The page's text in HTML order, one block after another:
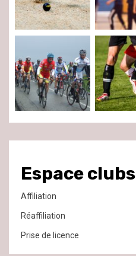
Espace clubs
Affiliation
Réaffiliation
Prise de licence